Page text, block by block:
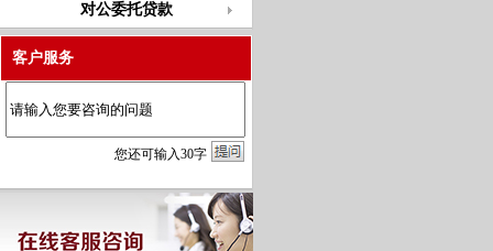
对公委托贷款
客户服务
您还可输入30字